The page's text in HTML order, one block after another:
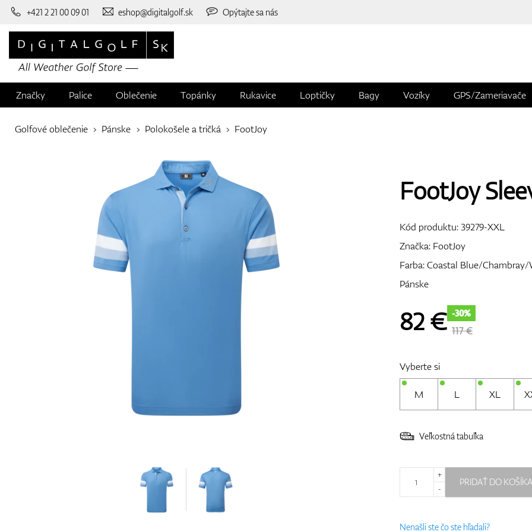
+421 2 21 00 09 01 eshop@digitalgolf.sk Opýtajte sa nás
Značky Palice Oblečenie Topánky Rukavice Loptičky Bagy Vozíky GPS/Zameriavače
Golfové oblečenie Pánske Polokošele a tričká FootJoy
FootJoy
Kód produktu:39279-XXL
Značka: FootJoy
Farba: Coastal Blue/
Pánske
82€ -30%
117 €
Vyberte si
M L XL
Veľkostná tabuľka
+
-
PRIDAŤ DO KOŠÍKA
Nenašli ste čo ste hľadali?